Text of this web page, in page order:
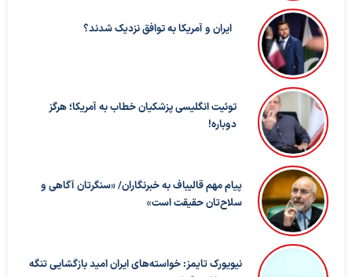
ایران و آمریکا به توافق نزدیک شدند؟
توئیت انگلیسی پزشکیان خطاب به آمریکا؛ هرگز
دوباره!
پیام مهم قالیباف به خبرنگاران/ «سنگرتان آگاهی و
سلاح‌تان حقیقت است»
نیویورک تایمز: خواسته‌های ایران امید بازگشایی تنگه